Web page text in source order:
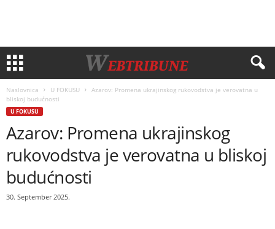
Naslovnica U FOKUSU
Azarov: Promena ukrajinskog rukovodstva je verovatna u
bliskoj budućnosti
U FOKUSU
Azarov: Promena ukrajinskog
rukovodstva je verovatna u bliskoj
budućnosti
30. September 2025.